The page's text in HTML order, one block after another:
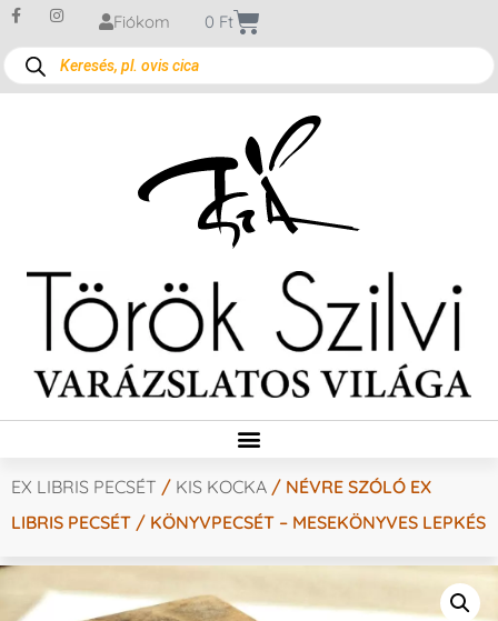
Fiókom 0 Ft
EX LIBRIS PECSÉT / KIS KOCKA / NÉVRE SZÓLÓ EX
LIBRIS PECSÉT / KÖNYVPECSÉT – MESEKÖNYVES LEPKÉS